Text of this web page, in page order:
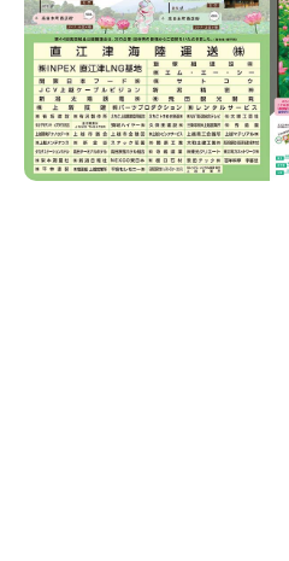
忘新年会・歓送迎会